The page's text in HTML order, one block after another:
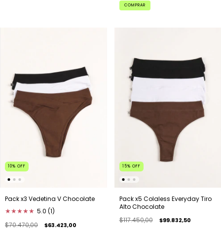
COMPRAR
10% OFF
Pack x3 Vedetina V Chocolate
★★★★★ 5.0 (1)
$70.470,00
$63.423,00
15% OFF
Pack x5 Colaless Everyday Tiro
Alto Chocolate
$117.450,00
$99.832,50